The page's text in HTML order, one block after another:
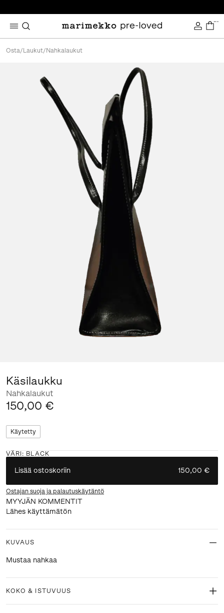
...
Osta/ Laukut/ Nahkalaukut
Käsilaukku
Nahkalaukut
150,00 €
Käytetty
VÄRI : BLACK
Lisää ostoskoriin 150,00 €
Ostajan suoja ja palautuskäytäntö
MYYJÄN KOMMENTIT
Lähes käyttämätön
KUVAUS
Mustaa nahkaa
KOKO & ISTUVUUS